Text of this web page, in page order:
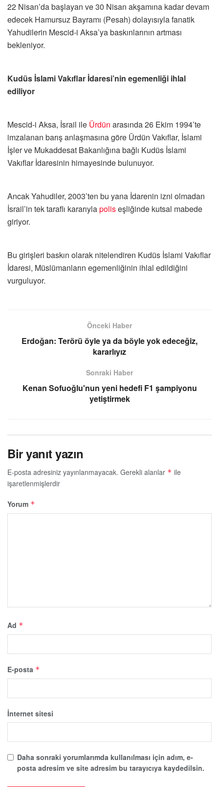
22 Nisan’da başlayan ve 30 Nisan akşamına kadar devam
edecek Hamursuz Bayramı (Pesah) dolayısıyla fanatik
Yahudilerin Mescid-i Aksa’ya baskınlarının artması
bekleniyor.
Kudüs İslami Vakıflar İdaresi’nin egemenliği ihlal
ediliyor
Mescid-i Aksa, İsrail ile Ürdün arasında 26 Ekim 1994’te
imzalanan barış anlaşmasına göre Ürdün Vakıflar, İslami
İşler ve Mukaddesat Bakanlığına bağlı Kudüs İslami
Vakıflar İdaresinin himayesinde bulunuyor.
Ancak Yahudiler, 2003’ten bu yana İdarenin izni olmadan
İsrail’in tek taraflı kararıylapoliseşliğinde kutsal mabede
giriyor.
Bu girişleri baskın olarak nitelendiren Kudüs İslami Vakıflar
İdaresi, Müslümanların egemenliğinin ihlal edildiğini
vurguluyor.
Önceki Haber
Erdoğan: Terörü öyle ya da böyle yok edeceğiz,
kararlıyız
Sonraki Haber
Kenan Sofuoğlu'nun yeni hedefi F1 şampiyonu
yetiştirmek
Bir yanıt yazın
E-posta adresiniz yayınlanmayacak. Gerekli alanlar * ile
işaretlenmişlerdir
Yorum *
Ad *
E-posta *
İnternet sitesi
Daha sonraki yorumlarımda kullanılması için adım, e-
posta adresim ve site adresim bu tarayıcıya kaydedilsin.